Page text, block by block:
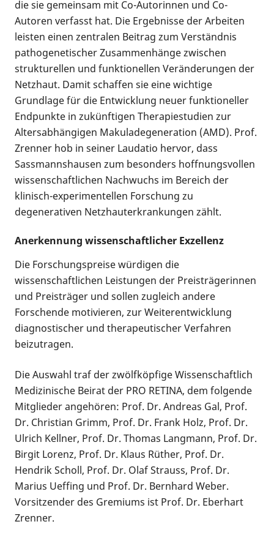
die sie gemeinsam mit Co-Autorinnen und Co-
Autoren verfasst hat. Die Ergebnisse der Arbeiten
leisten einen zentralen Beitrag zum Verständnis
pathogenetischer Zusammenhänge zwischen
strukturellen und funktionellen Veränderungen der
Netzhaut. Damit schaffen sie eine wichtige
Grundlage für die Entwicklung neuer funktioneller
Endpunkte in zukünftigen Therapiestudien zur
Altersabhängigen Makuladegeneration (AMD). Prof.
Zrenner hob in seiner Laudatio hervor, dass
Sassmannshausen zum besonders hoffnungsvollen
wissenschaftlichen Nachwuchs im Bereich der
klinisch-experimentellen Forschung zu
degenerativen Netzhauterkrankungen zählt.
Anerkennung wissenschaftlicher Exzellenz
Die Forschungspreise würdigen die
wissenschaftlichen Leistungen der Preisträgerinnen
und Preisträger und sollen zugleich andere
Forschende motivieren, zur Weiterentwicklung
diagnostischer und therapeutischer Verfahren
beizutragen.
Die Auswahl traf der zwölfköpfige Wissenschaftlich
Medizinische Beirat der PRO RETINA, dem folgende
Mitglieder angehören: Prof. Dr. Andreas Gal, Prof.
Dr. Christian Grimm, Prof. Dr. Frank Holz, Prof. Dr.
Ulrich Kellner, Prof. Dr. Thomas Langmann, Prof. Dr.
Birgit Lorenz, Prof. Dr. Klaus Rüther, Prof. Dr.
Hendrik Scholl, Prof. Dr. Olaf Strauss, Prof. Dr.
Marius Ueffing und Prof. Dr. Bernhard Weber.
Vorsitzender des Gremiums ist Prof. Dr. Eberhart
Zrenner.